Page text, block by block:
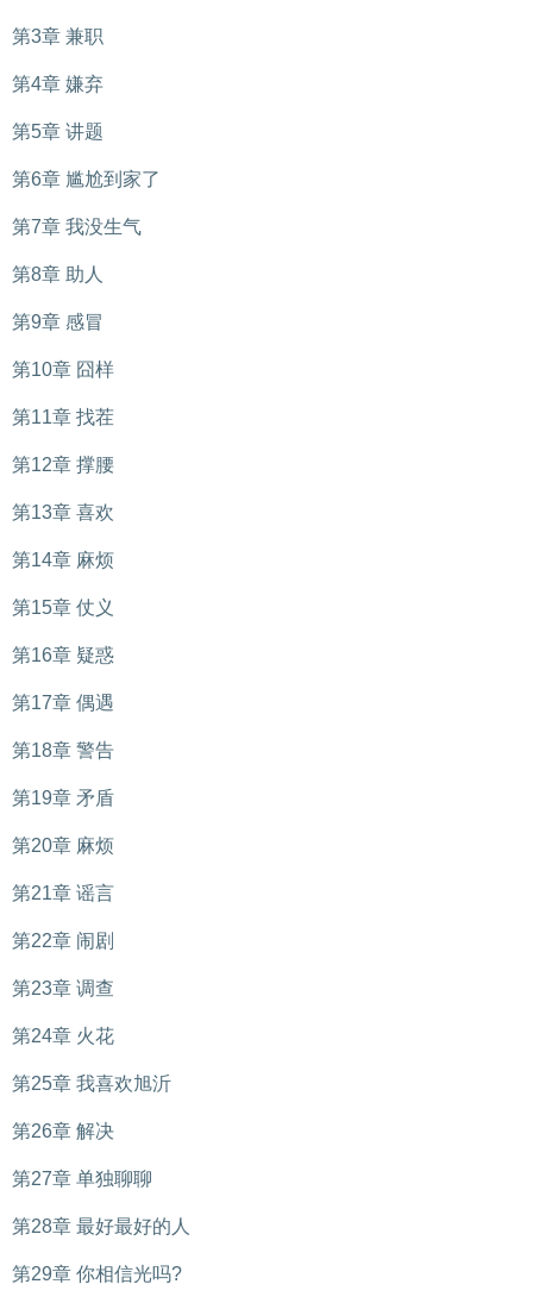
第3章 兼职
第4章 嫌弃
第5章 讲题
第6章 尴尬到家了
第7章 我没生气
第8章 助人
第9章 感冒
第10章 囧样
第11章 找茬
第12章 撑腰
第13章 喜欢
第14章 麻烦
第15章 仗义
第16章 疑惑
第17章 偶遇
第18章 警告
第19章 矛盾
第20章 麻烦
第21章 谣言
第22章 闹剧
第23章 调查
第24章 火花
第25章 我喜欢旭沂
第26章 解决
第27章 单独聊聊
第28章 最好最好的人
第29章 你相信光吗?